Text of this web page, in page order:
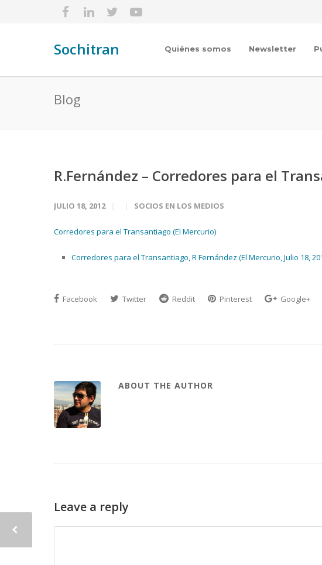
Sochitran Quiénes somos Newsletter
Blog
R.Fernández – Corredores para el
JULIO 18, 2012 SOCIOS EN LOS MEDIOS
Corredores para el Transantiago (El Mercurio)
Corredores para el Transantiago, R Fernández (El Mercurio, Julio 18,
Facebook Twitter Reddit Pinterest Google+
ABOUT THE AUTHOR
Leave a reply